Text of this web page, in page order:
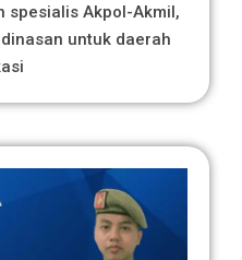
spesialis Akpol-Akmil,
untuk daerah